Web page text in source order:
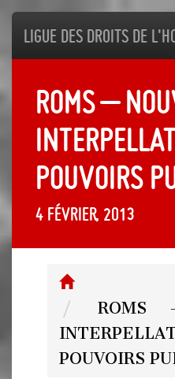
Ligue des droits de
ROMS –
POUVOIRS
4 février, 2013
ROMS
POUVOIRS